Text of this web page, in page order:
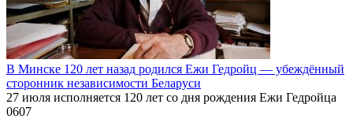
В Минске 120 лет назад родился Ежи Гедройц — убеждённый
сторонник независимости Беларуси
27 июля исполняется 120 лет со дня рождения Ежи Гедройца
0607